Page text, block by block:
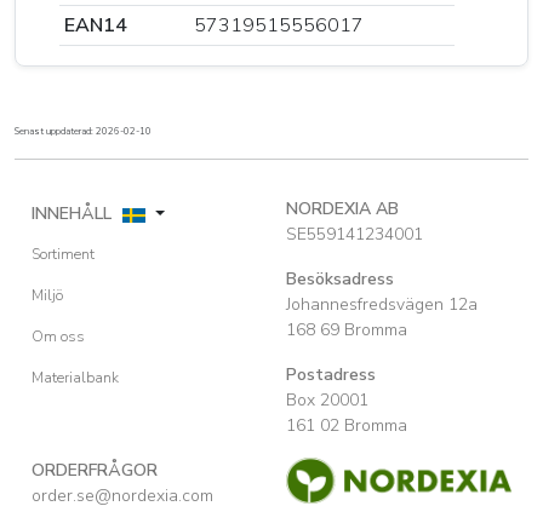
EAN14
57319515556017
Senast uppdaterad: 2026-02-10
INNEHÅLL
Sortiment
Miljö
Om oss
Materialbank
NORDEXIA AB
SE559141234001
Besöksadress
Johannesfredsvägen 12a
168 69 Bromma
Postadress
Box 20001
161 02 Bromma
ORDERFRÅGOR
order.se@nordexia.com